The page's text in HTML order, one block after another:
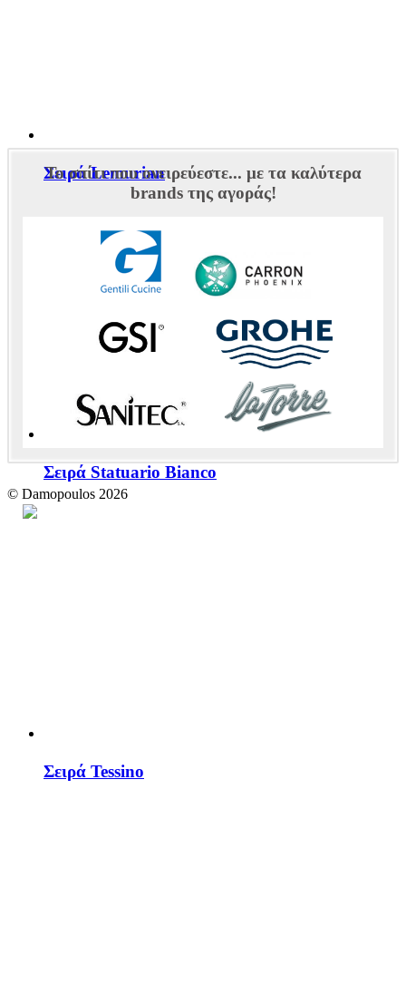
Σειρά Lemurian
Σειρά Statuario Bianco
Σειρά Tessino
Το σπίτι που ονειρεύεστε... με τα καλύτερα
brands της αγοράς!
© Damopoulos 2026